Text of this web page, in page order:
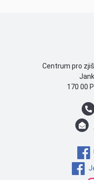
Centrum pro
170 00